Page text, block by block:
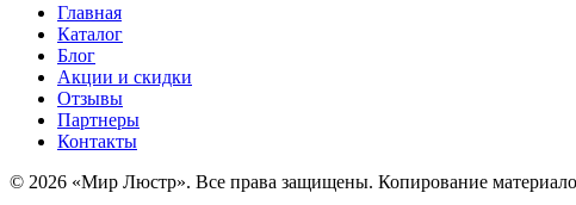
Главная
Каталог
Блог
Акции и скидки
Отзывы
Партнеры
Контакты
© 2026 «Мир Люстр». Все права защищены. Копирование